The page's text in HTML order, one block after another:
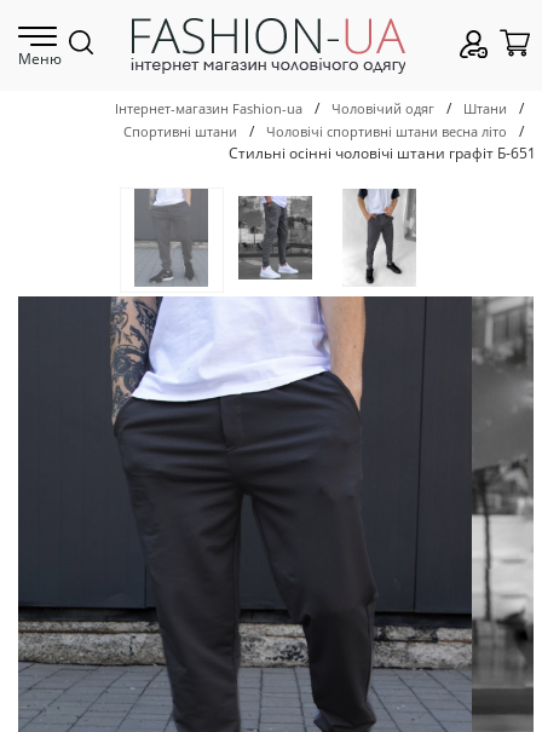
Меню
Інтернет-магазин Fashion-ua / Чоловічий одяг / Штани /
Спортивні штани / Чоловічі спортивні штани весна літо
/
Стильні осінні чоловічі штани графіт Б-651